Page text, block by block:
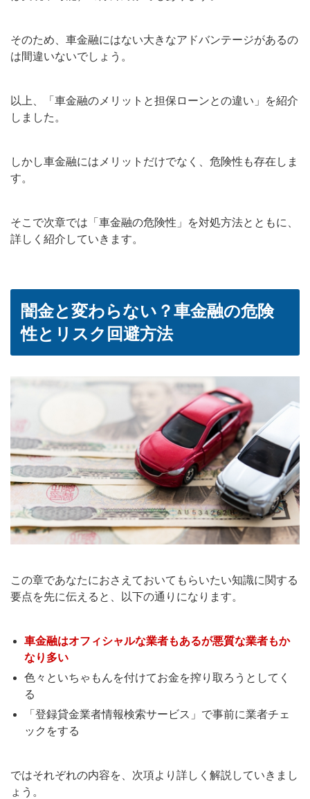
そのため、車金融にはない大きなアドバンテージがあるの
は間違いないでしょう。
以上、「車金融のメリットと担保ローンとの違い」を紹介
しました。
しかし車金融にはメリットだけでなく、危険性も存在しま
す。
そこで次章では「車金融の危険性」を対処方法とともに、
詳しく紹介していきます。
闇金と変わらない？車金融の危険
性とリスク回避方法
この章であなたにおさえておいてもらいたい知識に関する
要点を先に伝えると、以下の通りになります。
車金融はオフィシャルな業者もあるが悪質な業者もか
なり多い
色々といちゃもんを付けてお金を搾り取ろうとしてく
る
「登録貸金業者情報検索サービス」で事前に業者チェ
ックをする
ではそれぞれの内容を、次項より詳しく解説していきまし
ょう。